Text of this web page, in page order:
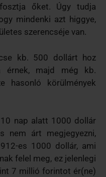
őket. Úgy tudja
mindenki azt higgye,
szerencséje van.
kb. 500 dollárt hoz
érnek, majd még kb.
hasonló körülmények
nap alatt 1000 dollár
nem árt megjegyezni,
es 1000 dollár, ami
felel meg, ez jelenlegi
7 millió forintot ér(ne)